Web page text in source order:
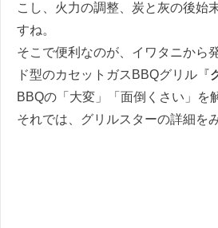
こし、火力の調整、炭と灰の後始
すね。
そこで便利なのが、イワタニから
ド型のカセットガスBBQグリル『
BBQの「大変」「面倒くさい」を
それでは、グリルスターの詳細を